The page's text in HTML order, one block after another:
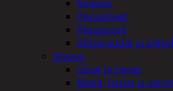
Kuivaus
Pesuaineet
Pesupussit
Silitysraudat ja
Siivous
Liinat ja sienet
Mopit, harjat ja